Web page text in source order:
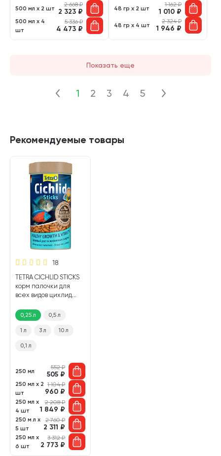
500 мл х 2 шт
2 668₽
2 323 ₽
500 мл х 4
шт
5 336₽
4 473 ₽
48 гр х 2 шт
1 162₽
1 010 ₽
48 гр х 4 шт
2 324₽
1 946 ₽
Показать еще
1 2 3 4 5
Рекомендуемые товары
18
TETRA CICHLID STICKS
корм палочки для
всех видов цихлид
0,25 л 0,5 л
1 л 3 л 10 л
0,1 л
250 мл
552₽
505 ₽
250 мл х 2
шт
1 104₽
960 ₽
250 мл х
4 шт
2 208₽
1 849 ₽
250 м л х
5 шт
2 760₽
2 311 ₽
250 мл х
6 шт
3 312₽
2 773 ₽